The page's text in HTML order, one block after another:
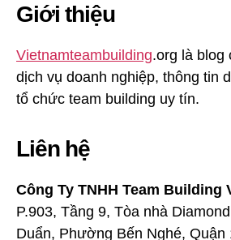
Giới thiệu
Vietnamteambuilding.org là blog
dịch vụ doanh nghiệp, thông tin
tổ chức team building uy tín.
Liên hệ
Công Ty TNHH Team Building
P.903, Tầng 9, Tòa nhà
Duẩn, Phường Bến Nghé, Quận